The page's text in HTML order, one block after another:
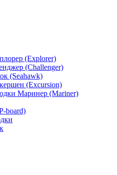
(Explorer)
(Challenger)
(Seahawk)
(Excursion)
Маринер (Mariner)
board)